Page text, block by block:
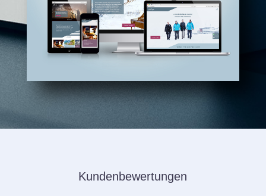
Kundenbewertungen